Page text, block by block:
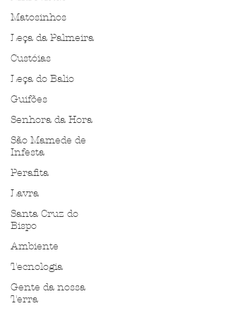
Matosinhos
Leça da Palmeira
Custóias
Leça do Balio
Guifões
Senhora da Hora
São Mamede de
Infesta
Perafita
Lavra
Santa Cruz do
Bispo
Ambiente
Tecnologia
Gente da nossa
Terra